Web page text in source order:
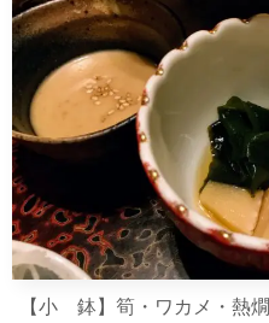
【小 鉢】筍・ワカメ・熱燗